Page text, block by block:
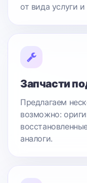
от вида услуги и
Запчасти
Предлагаем
возможно:
аналоги.